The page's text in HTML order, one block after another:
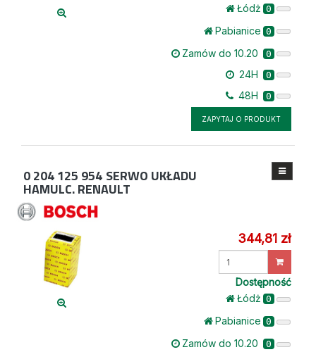
Łódż 0
Pabianice 0
Zamów do 10.20 0
24H 0
48H 0
ZAPYTAJ O PRODUKT
0 204 125 954 SERWO UKŁADU
HAMULC. RENAULT
344,81 zł
Dostępność
Łódż 0
Pabianice 0
Zamów do 10.20 0